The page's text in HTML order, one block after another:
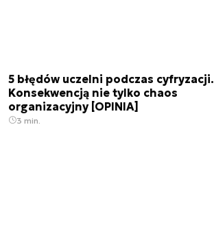
5 błędów uczelni podczas cyfryzacji.
Konsekwencją nie tylko chaos
organizacyjny [OPINIA]
3 min.